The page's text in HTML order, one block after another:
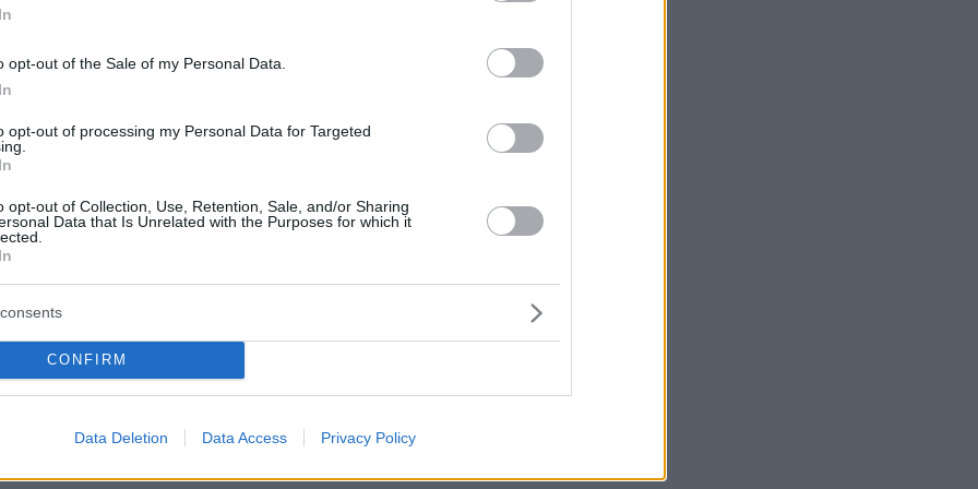
opt-out of the Sale of my Personal Data.
opt-out of processing my Personal Data for Targeted
opt-out of Collection, Use, Retention, Sale, and/or Sharing
Data that Is Unrelated with the Purposes for which it
CONFIRM
Data Deletion Data Access Privacy Policy
με τους Αμερικανούς και η κίνηση-
Λευκό Οίκο
Ελπίδες και για άλλους επιζώντες
του Λευκορώσου
protothema.gr στο Google News
Ειδήσεις
από την Ελλάδα και τον Κόσμο, τη